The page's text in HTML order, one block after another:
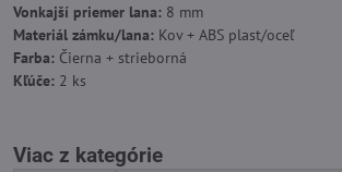
Vonkajší priemer lana: 8 mm
Materiál zámku/lana: Kov + ABS plast/oceľ
Farba: Čierna + strieborná
Kľúče: 2 ks
Viac z kategórie